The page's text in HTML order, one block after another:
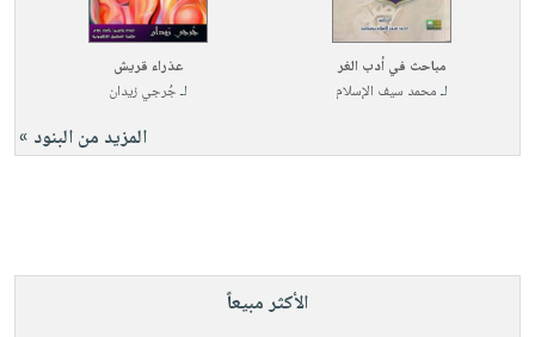
مباحث في أدب الغر
لـمحمد سيف الإسلام
عذراء قريش
لـجُرجي زيدان
المزيد من البنود »
الأكثر مبيعاً